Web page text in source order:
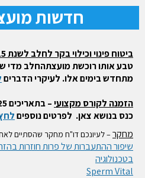
חדשות
ביטוח פינוי וכילוי בקר לחלב לשנת 2015
טבע אותו רוכשת מועצתהחלב מדי
מתחדש בימים אלו. לעיקרי הדברים
הזמנה לקורס מקצועי
כנס בנושא צאן. לפרטים נוספים
מחקר– לעיונכם דו"ח מחקר שהסתיים
שיפור ההתעברות של פרות חוזרות
בטכנולוגיה
Sperm Vital